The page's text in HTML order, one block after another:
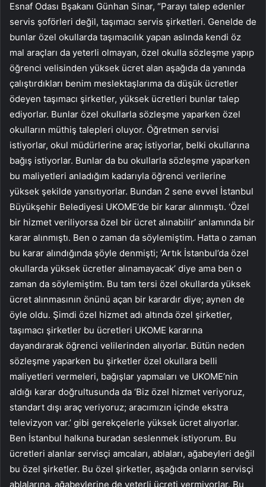
Esnaf Odası Bşakanı Günhan Sinar, “Parayı talep edenler
servis şoförleri değil, taşımacı servis şirketleri. Genelde de
bunlar özel okullarda taşımacılık yapan aslında kendi öz
mal araçları da yeterli olmayan, özel okulla sözleşme yapıp
öğrenci velisinden yüksek ücret alan aşağıda da yanında
çalıştırdıkları benim meslektaşlarıma da düşük ücretler
ödeyen taşımacı şirketler, yüksek ücretleri bunlar talep
ediyorlar. Bunlar özel okullarla sözleşme yaparken özel
okulların müthiş talepleri oluyor. Öğretmen servisi
istiyorlar, okul müdürlerine araç istiyorlar, belki okullarına
bağış istiyorlar. Bunlar da bu okullarla sözleşme yaparken
bu maliyetleri anladığım kadarıyla öğrenci verilerine
yüksek şekilde yansıtıyorlar. Bundan 2 sene evvel İstanbul
Büyükşehir Belediyesi UKOME’de bir karar alınmıştı. ‘Özel
bir hizmet veriliyorsa özel bir ücret alınabilir’ anlamında bir
karar alınmıştı. Ben o zaman da söylemiştim. Hatta o zaman
bu karar alındığında şöyle denmişti; ‘Artık İstanbul’da özel
okullarda yüksek ücretler alınamayacak’ diye ama ben o
zaman da söylemiştim. Bu tam tersi özel okullarda yüksek
ücret alınmasının önünü açan bir karardır diye; aynen de
öyle oldu. Şimdi özel hizmet adı altında özel şirketler,
taşımacı şirketler bu ücretleri UKOME kararına
dayandırarak öğrenci velilerinden alıyorlar. Bütün neden
sözleşme yaparken bu şirketler özel okullara belli
maliyetleri vermeleri, bağışlar yapmaları ve UKOME’nin
aldığı karar doğrultusunda da ‘Biz özel hizmet veriyoruz,
standart dışı araç veriyoruz; aracımızın içinde ekstra
televizyon var.’ gibi gerekçelerle yüksek ücret alıyorlar.
Ben İstanbul halkına buradan seslenmek istiyorum. Bu
ücretleri alanlar servisçi amcaları, ablaları, ağabeyleri değil
bu özel şirketler. Bu özel şirketler, aşağıda onların servisçi
ablalarına, ağabeylerine de yeterli ücreti vermiyorlar. Bu